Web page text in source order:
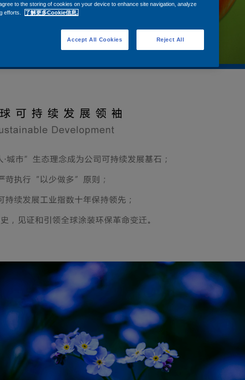
to the storing of cookies on your device to enhance site navigation, analyze
efforts.
了解更多Cookie信息.
Reject All
Accept All Cookies